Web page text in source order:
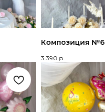
Композиция №6
3 390 р.